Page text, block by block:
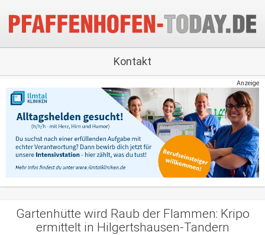
Kontakt
Anzeige
Gartenhütte wird Raub der Flammen: Kripo
ermittelt in Hilgertshausen-Tandern